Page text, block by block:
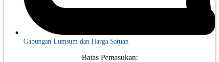
Gabungan Lumsum dan Harga Satuan
Batas Pemasukan: